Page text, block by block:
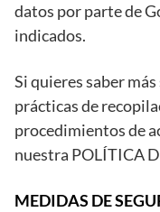
datos por parte de
indicados.
Si quieres saber
prácticas de
procedimientos de
nuestra POLÍTICA
MEDIDAS DE